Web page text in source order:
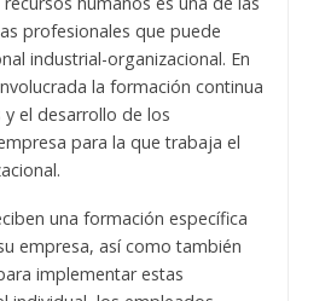
profesionales que puede
industrial-organizacional. En
la formación continua
el desarrollo de los
para la que trabaja el
una formación específica
empresa, así como también
implementar estas